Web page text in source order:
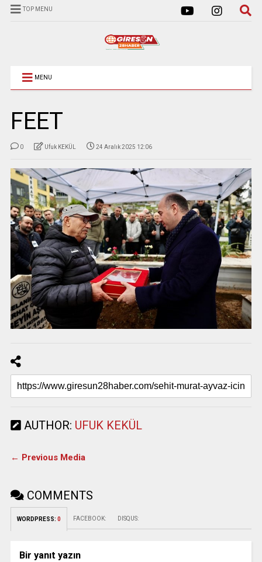
TOP MENU
MENU
FEET
0 Ufuk KEKÜL 24 Aralık 2025 12:06
AUTHOR: UFUK KEKÜL
← Previous Media
COMMENTS
WORDPRESS: 0 FACEBOOK: DISQUS:
Bir yanıt yazın